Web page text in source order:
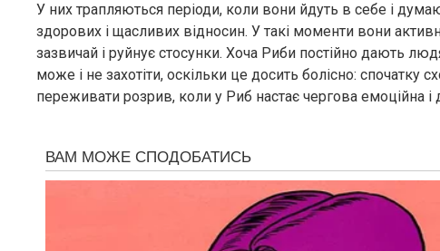
У них трапляються періоди, коли вони йдуть в себе і
здорових і щасливих відносин. У такі моменти вони
зазвичай і руйнує стосунки. Хоча Риби постійно дають
може і не захотіти, оскільки це досить болісно: спочатку
переживати розрив, коли у Риб настає чергова емоційна